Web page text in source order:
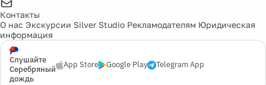
Контакты
О нас Экскурсии Silver Studio Рекламодателям Юридическая
информация
Слушайте
Серебряный
дождь
App Store Google Play Telegram App